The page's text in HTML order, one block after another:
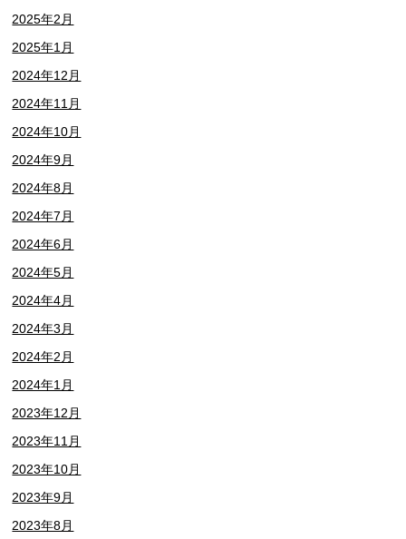
2025年2月
2025年1月
2024年12月
2024年11月
2024年10月
2024年9月
2024年8月
2024年7月
2024年6月
2024年5月
2024年4月
2024年3月
2024年2月
2024年1月
2023年12月
2023年11月
2023年10月
2023年9月
2023年8月